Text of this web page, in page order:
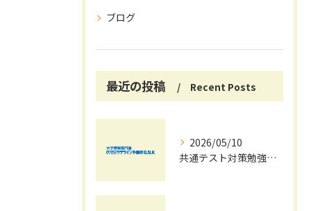
ブログ
最近の投稿 Recent Posts
2026/05/10
共通テスト対策勉強は早めに始めましょう！